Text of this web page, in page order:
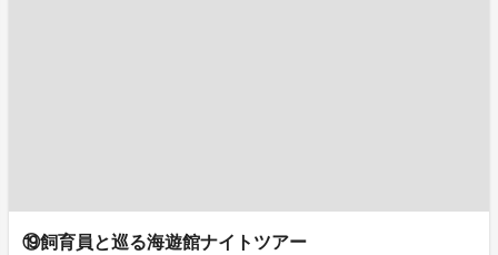
⑲飼育員と巡る海遊館ナイトツアー